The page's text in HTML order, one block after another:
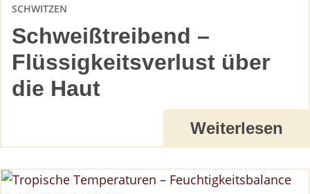
Schweißtreibend –
Flüssigkeitsverlust über
die Haut
SCHWITZEN
Weiterlesen